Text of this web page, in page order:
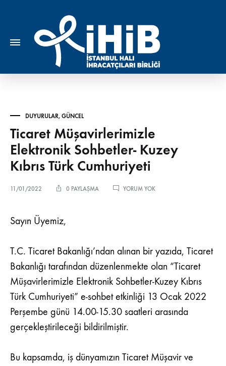
DUYURULAR, GÜNCEL
Ticaret Müşavirlerimizle
Elektronik Sohbetler- Kuzey
Kıbrıs Türk Cumhuriyeti
11/01/2022 0 PAYLAŞMA YORUM YOKTICARET
CUMHURIYETI
Sayın Üyemiz,
T.C. Ticaret Bakanlığı’ndan alınan bir yazıda, Ticaret
Bakanlığı tarafından düzenlenmekte olan “Ticaret
Müşavirlerimizle Elektronik Sohbetler-Kuzey Kıbrıs
Türk Cumhuriyeti” e-sohbet etkinliği 13 Ocak 2022
Perşembe günü 14.00-15.30 saatleri arasında
gerçekleştirileceği bildirilmiştir.
Bu kapsamda, iş dünyamızın Ticaret Müşavir ve